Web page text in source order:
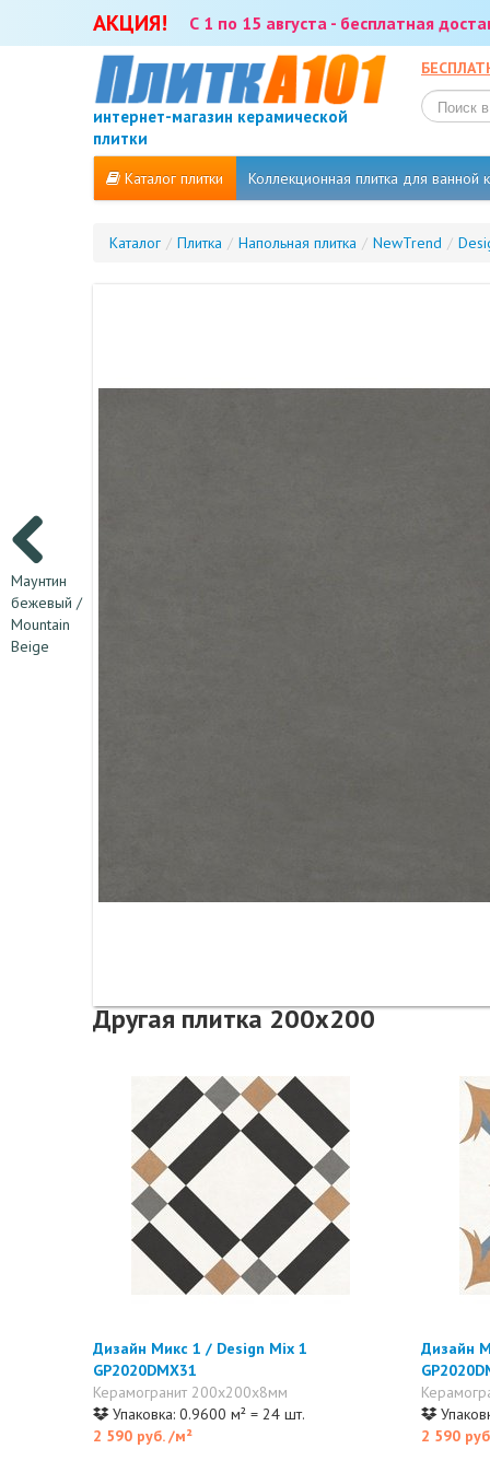
АКЦИЯ! С 1 по 15 августа - бесплатная
интернет-магазин керамической
плитки
Каталог плитки Коллекционная плитка для ванной
Каталог / Плитка / Напольная плитка / NewTrend /
Маунтин
бежевый /
Mountain
Beige
Другая плитка 200x200
Дизайн Микс 1 / Design Mix 1
GP2020DMX31
Керамогранит 200x200x8мм
Упаковка: 0.9600 м² = 24 шт.
2 590 руб./м²
Дизайн
2 590